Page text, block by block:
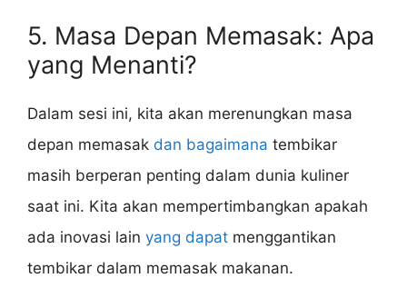
5. Masa Depan Memasak: Apa
yang Menanti?
Dalam sesi ini, kita akan merenungkan masa
depan memasak dan bagaimana tembikar
masih berperan penting dalam dunia kuliner
saat ini. Kita akan mempertimbangkan apakah
ada inovasi lain yang dapat menggantikan
tembikar dalam memasak makanan.